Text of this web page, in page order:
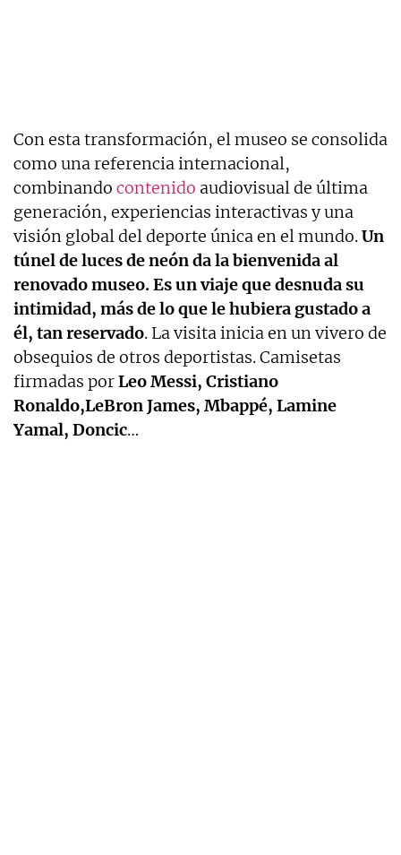
Con esta transformación, el museo se consolida
como una referencia internacional,
combinando contenido audiovisual de última
generación, experiencias interactivas y una
visión global del deporte única en el mundo.Un
túnel de luces de neón da la bienvenida al
renovado museo. Es un viaje que desnuda su
intimidad, más de lo que le hubiera gustado a
él, tan reservado. La visita inicia en un vivero de
obsequios de otros deportistas. Camisetas
firmadas porLeo Messi, Cristiano
Ronaldo,LeBron James, Mbappé, Lamine
Yamal, Doncic…